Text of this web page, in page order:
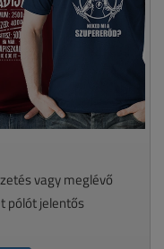
vagy meglévő
pólót jelentős